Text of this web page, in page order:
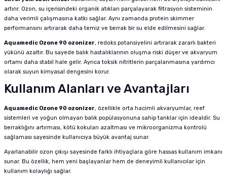
artırır. Ozon, su içerisindeki organik atıkları parçalayarak filtrasyon sisteminin
daha verimli çalışmasına katkı sağlar. Aynı zamanda protein skimmer
performansını artırarak daha temiz ve berrak bir su elde edilmesini sağlar.
Aquamedic Ozone 90 ozonizer, redoks potansiyelini artırarak zararlı bakteri
yükünü azaltır. Bu sayede balık hastalıklarının oluşma riski düşer ve akvaryum
ortamı daha stabil hale gelir. Ayrıca toksik nitritlerin parçalanmasına yardımcı
olarak suyun kimyasal dengesini korur.
Kullanım Alanları ve Avantajları
Aquamedic Ozone 90 ozonizer, özellikle orta hacimli akvaryumlar, reef
sistemleri ve yoğun olmayan balık popülasyonuna sahip tanklar için idealdir. Su
berraklığını artırması, kötü kokuları azaltması ve mikroorganizma kontrolü
sağlaması sayesinde kullanıcıya büyük avantaj sunar.
Ayarlanabilir ozon çıkışı sayesinde farklı ihtiyaçlara göre hassas kullanım imkanı
sunar. Bu özellik, hem yeni başlayanlar hem de deneyimli kullanıcılar için
kullanım kolaylığı sağlar.